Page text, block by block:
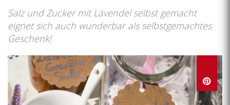
Salz und Zucker mit Lavendel selbst gemacht
eignet sich auch wunderbar als selbstgemachtes
Geschenk!